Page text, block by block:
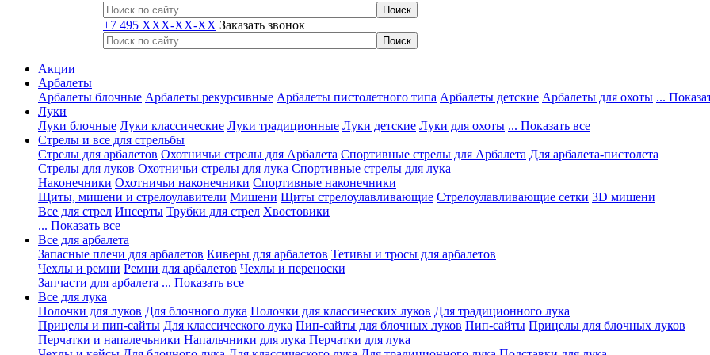
+7 495 XXX-XX-XX Заказать звонок
Акции
Арбалеты
Арбалеты блочные Арбалеты рекурсивные Арбалеты пистолетного типа Арбалеты детские Арбалеты для охоты ...
Луки
Луки блочные Луки классические Луки традиционные Луки детские Луки для охоты ... Показать все
Стрелы и все для стрельбы
Стрелы для арбалетов Охотничьи стрелы для Арбалета Спортивные стрелы для Арбалета Для арбалета-пистолета
Стрелы для луков Охотничьи стрелы для лука Спортивные стрелы для лука
Наконечники Охотничьи наконечники Спортивные наконечники
Щиты, мишени и стрелоулавители Мишени Щиты стрелоулавливающие Стрелоулавливающие сетки 3D мишени
Все для стрел Инсерты Трубки для стрел Хвостовики
... Показать все
Все для арбалета
Запасные плечи для арбалетов Киверы для арбалетов Тетивы и тросы для арбалетов
Чехлы и ремни Ремни для арбалетов Чехлы и переноски
Запчасти для арбалета ... Показать все
Все для лука
Полочки для луков Для блочного лука Полочки для классических луков Для традиционного лука
Прицелы и пип-сайты Для классического лука Пип-сайты для блочных луков Пип-сайты Прицелы для блочных луков
Перчатки и напалечьники Напальчники для лука Перчатки для лука